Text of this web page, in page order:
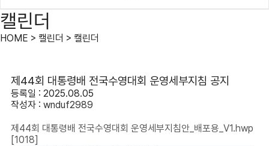
캘린더
HOME > 캘린더 > 캘린더
제44회 대통령배 전국수영대회 운영세부지침 공지
등록일 : 2025.08.05
작성자 : wnduf2989
제44회 대통령배 전국수영대회 운영세부지침안_배포용_V1.hwp
[1018]